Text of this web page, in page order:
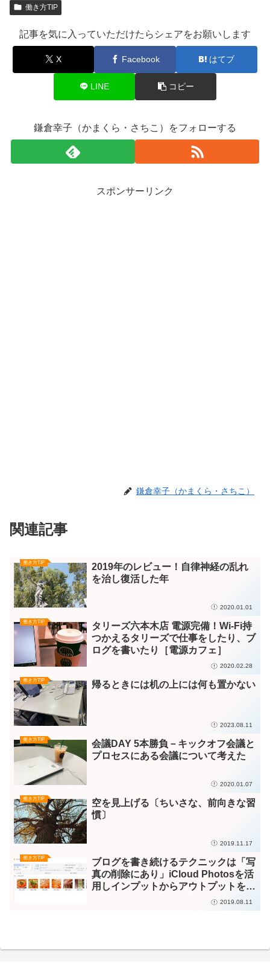
働き方TIP
記事を気に入っていただけたらシェアをお願いします
X Facebook はてブ
LINE コピー
鎌倉幸子（かまくら・さちこ）をフォローする
スポンサーリンク
鎌倉幸子（かまくら・さちこ）
関連記事
働き方TIP
2019年のレビュー！自律神経の乱れ
を治し復活した年
2020.01.01
働き方TIP
タリーズ六本木店 電源完備！Wi-Fi持
つかえるタリーズで仕事をしたり、ブ
ログを書いたり［電源カフェ］
2020.02.28
働き方TIP 帰るときには机の上には何も置かない
2023.08.11
働き方TIP
会議DAY 5本勝負－キックオフ会議と
プロセスにある会議について考えた
2020.01.07
働き方TIP
空を見上げる〔ちいさな、前向きな習
慣〕
2019.11.17
働き方TIP
ブログを書き続けるテクニックは「写
真の削除にあり」iCloud Photosを活
用しインプットからアウトプットを生
2019.08.11